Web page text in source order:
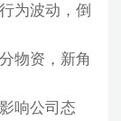
为波动，倒
物资，新角
响公司态